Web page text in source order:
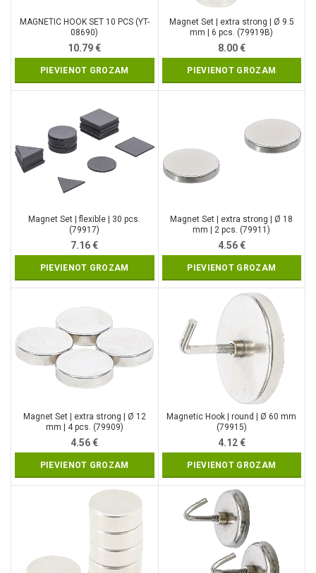
MAGNETIC HOOK SET 10 PCS (YT-
08690)
10.79€
PIEVIENOT GROZAM
Magnet Set | extra strong | Ø 9.5
mm | 6 pcs. (79919B)
8.00€
PIEVIENOT GROZAM
Magnet Set | flexible | 30 pcs.
(79917)
7.16€
PIEVIENOT GROZAM
Magnet Set | extra strong | Ø 18
mm | 2 pcs. (79911)
4.56€
PIEVIENOT GROZAM
Magnet Set | extra strong | Ø 12
mm | 4 pcs. (79909)
4.56€
PIEVIENOT GROZAM
Magnetic Hook | round | Ø 60 mm
(79915)
4.12€
PIEVIENOT GROZAM